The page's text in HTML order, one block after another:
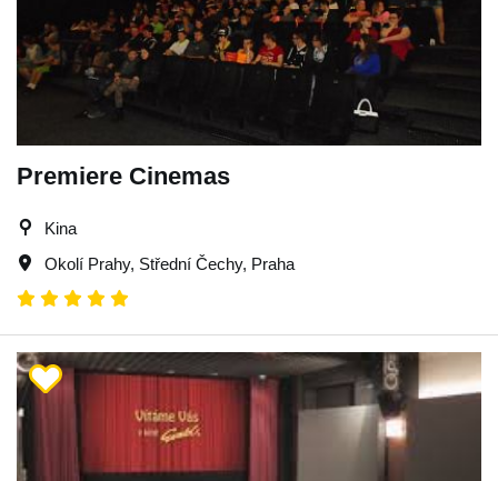
Premiere Cinemas
Kina
Okolí Prahy, Střední Čechy, Praha